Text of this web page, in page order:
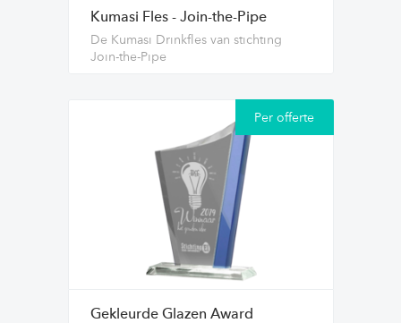
Kumasi Fles - Join-the-Pipe
De Kumasi Drinkfles van stichting
Join-the-Pipe
Per offerte
Gekleurde Glazen Award